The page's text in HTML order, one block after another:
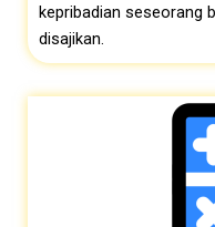
kepribadian seseorang
disajikan.